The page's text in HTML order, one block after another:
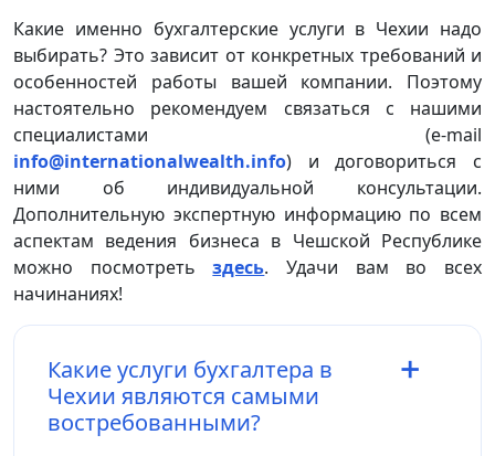
Какие именно бухгалтерские услуги в Чехии надо
выбирать? Это зависит от конкретных требований и
особенностей работы вашей компании. Поэтому
настоятельно рекомендуем связаться с нашими
специалистами (e-mail
info@internationalwealth.info) и договориться с
ними об индивидуальной консультации.
Дополнительную экспертную информацию по всем
аспектам ведения бизнеса в Чешской Республике
можно посмотретьздесь. Удачи вам во всех
начинаниях!
Какие услуги бухгалтера в
Чехии являются самыми
востребованными?